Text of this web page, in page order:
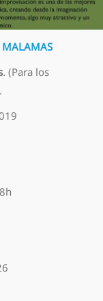
MALAMAS
. (Para los